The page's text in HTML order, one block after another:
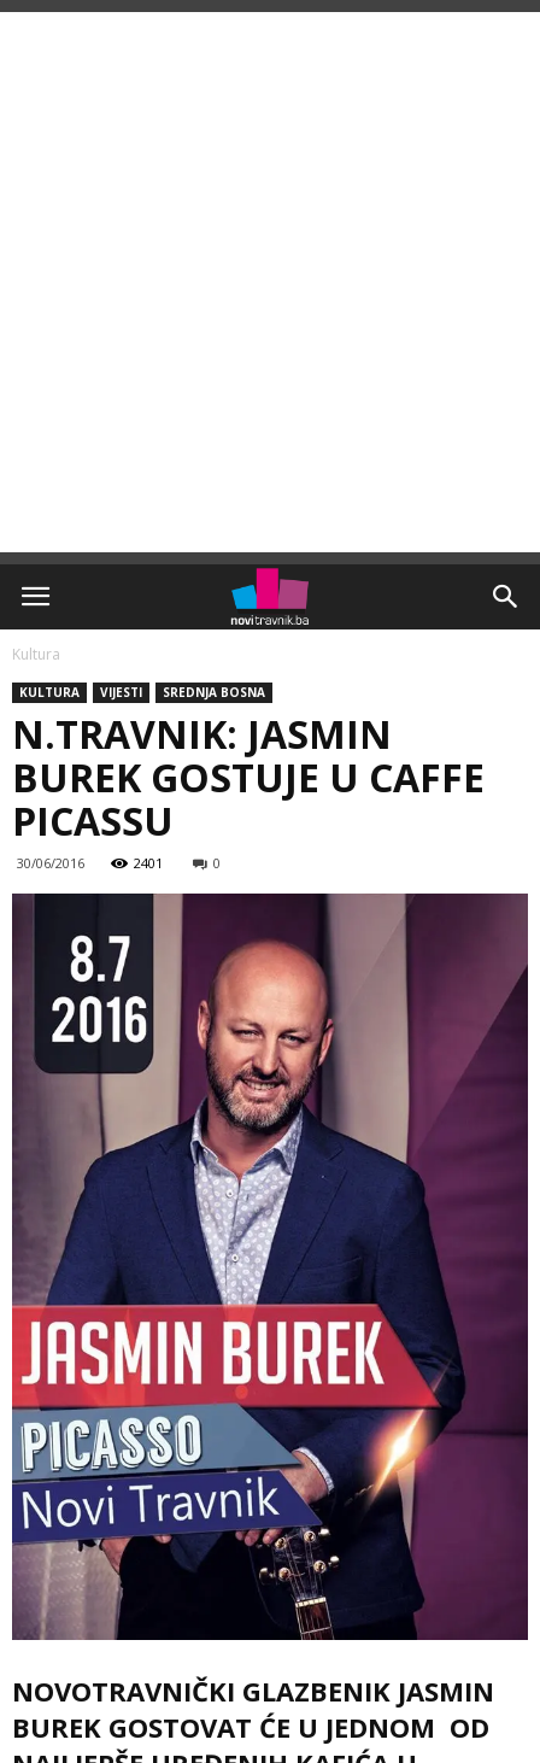
Kultura
KULTURA VIJESTI SREDNJA BOSNA
N.TRAVNIK: JASMIN
BUREK GOSTUJE U CAFFE
PICASSU
30/06/2016 2401 0
NOVOTRAVNIČKI GLAZBENIK JASMIN
BUREK GOSTOVAT ĆE U JEDNOM OD